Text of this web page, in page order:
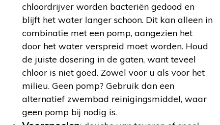
chloordrijver worden bacteriën gedood en
blijft het water langer schoon. Dit kan alleen in
combinatie met een pomp, aangezien het
door het water verspreid moet worden. Houd
de juiste dosering in de gaten, want teveel
chloor is niet goed. Zowel voor u als voor het
milieu. Geen pomp? Gebruik dan een
alternatief zwembad reinigingsmiddel, waar
geen pomp bij nodig is.